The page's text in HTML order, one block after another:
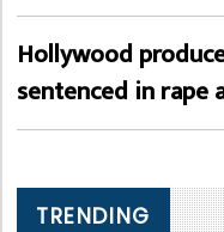
Hollywood
sentenced in rape
TRENDING